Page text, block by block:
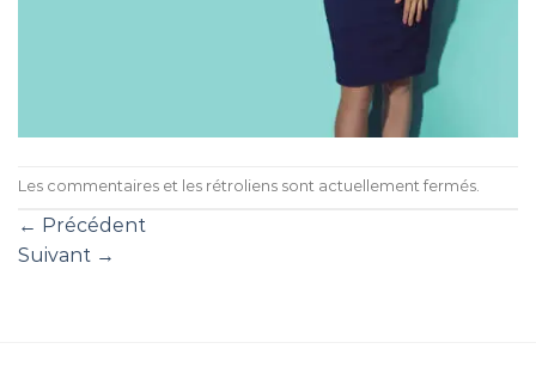
Les commentaires et les rétroliens sont actuellement fermés.
← Précédent
Suivant →